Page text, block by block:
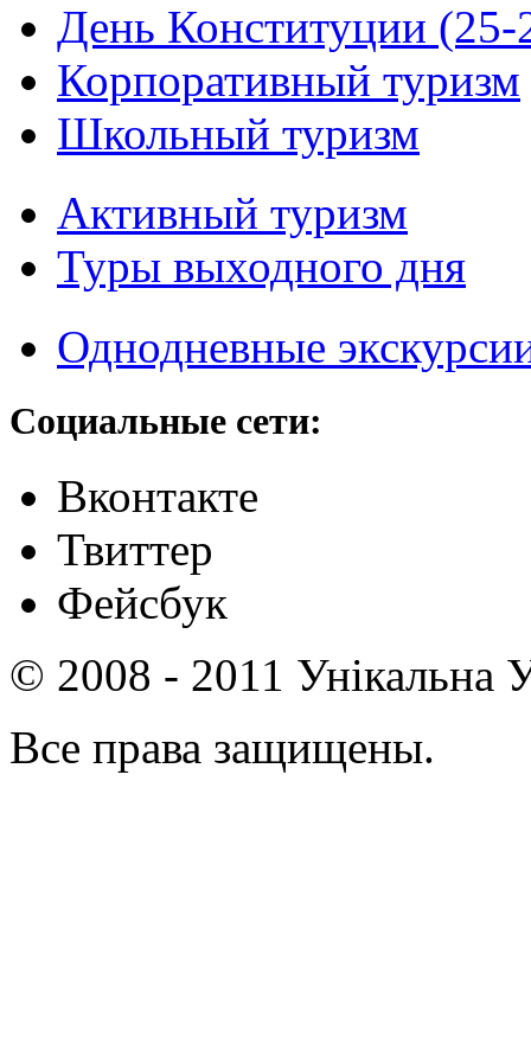
День Конституции
Корпоративный туризм
Школьный туризм
Активный туризм
Туры выходного дня
Однодневные
Социальные сети:
Вконтакте
Твиттер
Фейсбук
© 2008 - 2011 Унікальна
Все права защищены.